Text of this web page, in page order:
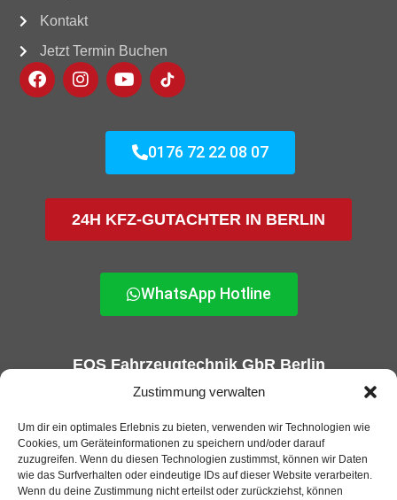
Zustimmung verwalten
Um dir ein optimales Erlebnis zu bieten, verwenden wir Technologien wie
Cookies, um Geräteinformationen zu speichern und/oder darauf
zuzugreifen. Wenn du diesen Technologien zustimmst, können wir Daten
wie das Surfverhalten oder eindeutige IDs auf dieser Website verarbeiten.
Wenn du deine Zustimmung nicht erteilst oder zurückziehst, können
Kontakt
Jetzt Termin Buchen
0176 72 22 08 07
24H KFZ-GUTACHTER IN BERLIN
WhatsApp Hotline
EOS Fahrzeugtechnik GbR Berlin
KFZ-Gutachter und GTÜ Prüfstelle in Berlin